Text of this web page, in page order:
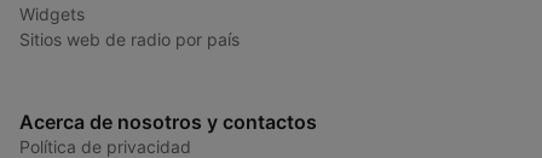
Widgets
Sitios web de radio por país
Acerca de nosotros y contactos
Política de privacidad